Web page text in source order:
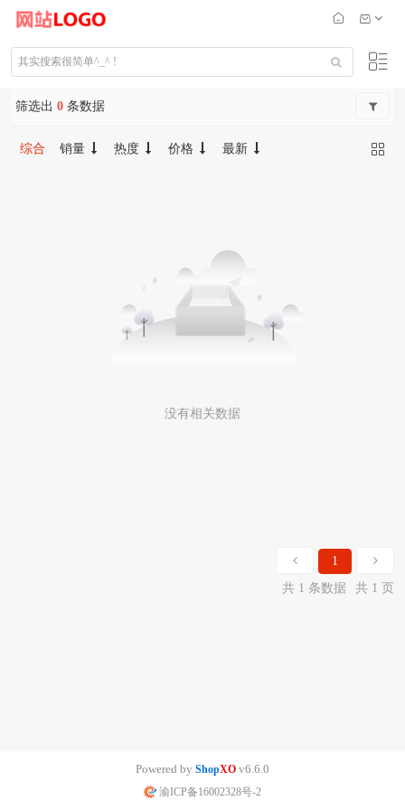
筛选出 0 条数据
综合 销量 热度 价格 最新
没有相关数据
1
共 1 条数据
共 1 页
Powered by ShopXO v6.6.0
渝ICP备16002328号-2